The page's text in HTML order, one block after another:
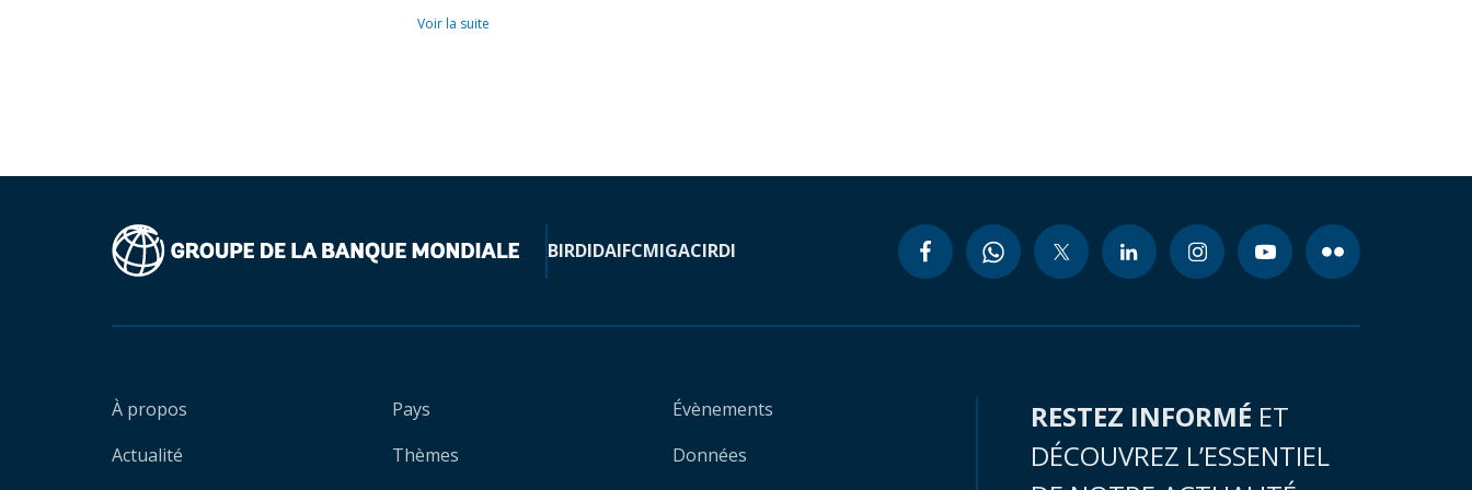
Voir la suite
BIRDIDAIFCMIGACIRDI
À propos
Actualité
Pays
Thèmes
Évènements
Données
RESTEZ INFORMÉ ET
DÉCOUVREZ L’ESSENTIEL